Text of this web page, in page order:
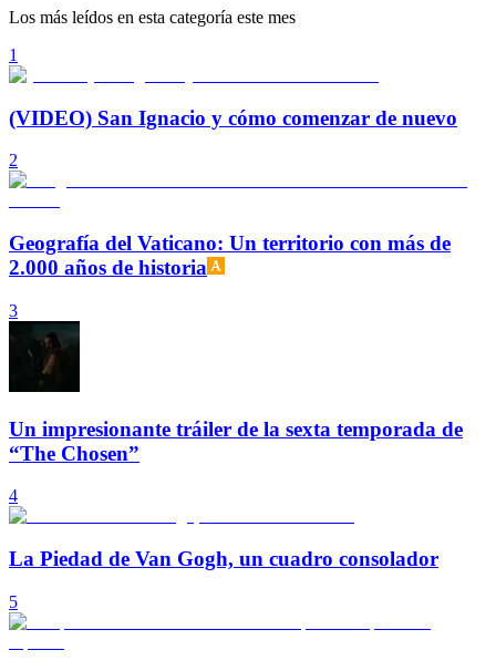
Los más leídos en esta categoría este mes
1
(VIDEO) San Ignacio y cómo comenzar de nuevo
2
Geografía del Vaticano: Un territorio con más de
2.000 años de historia
3
Un impresionante tráiler de la sexta temporada de
“The Chosen”
4
La Piedad de Van Gogh, un cuadro consolador
5